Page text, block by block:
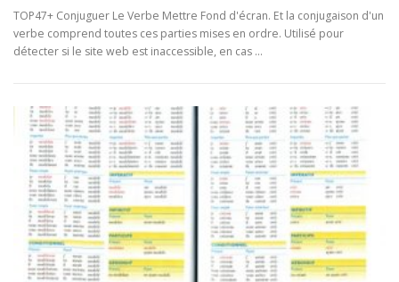
TOP47+ Conjuguer Le Verbe Mettre Fond d'écran. Et la conjugaison d'un
verbe comprend toutes ces parties mises en ordre. Utilisé pour
détecter si le site web est inaccessible, en cas …